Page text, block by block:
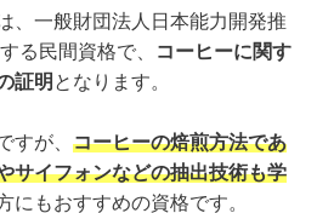
、一般財団法人日本能力開発推
る民間資格で、
コーヒーに関す
証明 となります。
すが、 コーヒーの焙煎方法であ
サイフォンなどの抽出技術も学
にもおすすめの資格です。